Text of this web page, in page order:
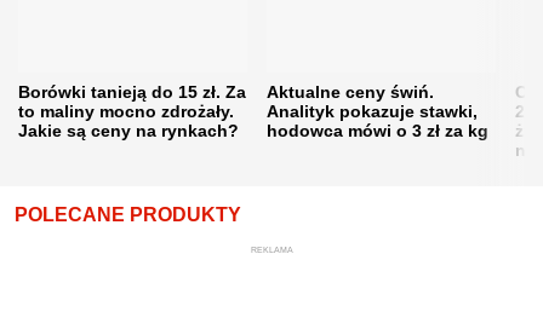
Borówki tanieją do 15 zł. Za
to maliny mocno zdrożały.
Jakie są ceny na rynkach?
Aktualne ceny świń.
Analityk pokazuje stawki,
hodowca mówi o 3 zł za kg
POLECANE PRODUKTY
REKLAMA